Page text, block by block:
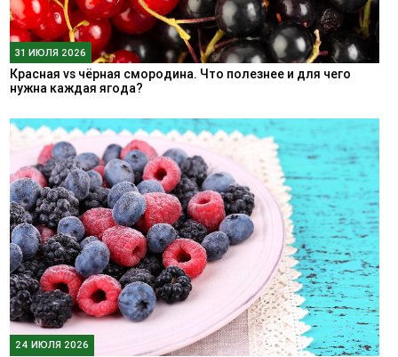
31 ИЮЛЯ 2026
Красная vs чёрная смородина. Что полезнее и для чего
нужна каждая ягода?
24 ИЮЛЯ 2026